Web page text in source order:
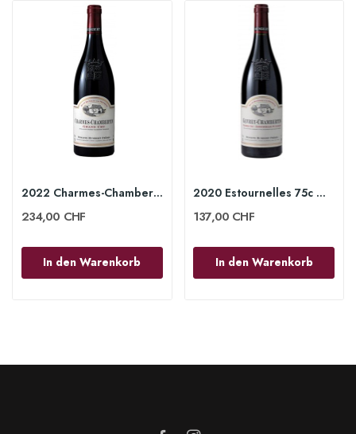
2022 Charmes-Chambertin Grand Cru 75 cl -...
234,00 CHF
In den Warenkorb
2020 Estournelles 75c Gevrey-Chambertin 1er Cru...
137,00 CHF
In den Warenkorb